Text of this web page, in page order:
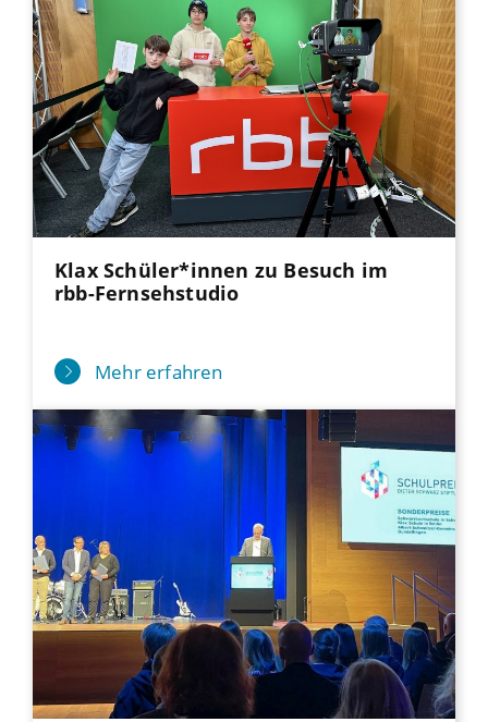
Klax Schüler*innen zu Besuch im
rbb-Fernsehstudio
Mehr erfahren